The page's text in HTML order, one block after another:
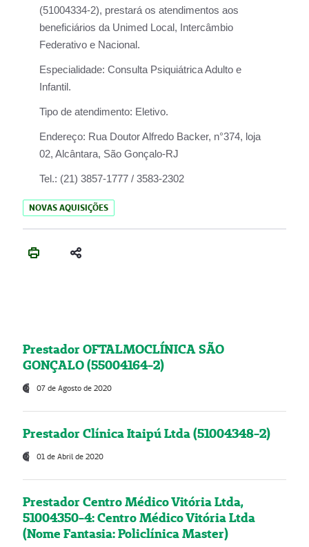
(51004334-2), prestará os atendimentos aos
beneficiários da Unimed Local, Intercâmbio
Federativo e Nacional.
Especialidade: Consulta Psiquiátrica Adulto e
Infantil.
Tipo de atendimento: Eletivo.
Endereço: Rua Doutor Alfredo Backer, n°374, loja
02, Alcântara, São Gonçalo-RJ
Tel.: (21) 3857-1777 / 3583-2302
NOVAS AQUISIÇÕES
Prestador OFTALMOCLÍNICA SÃO
GONÇALO (55004164-2)
07 de Agosto de 2020
Prestador Clínica Itaipú Ltda (51004348-2)
01 de Abril de 2020
Prestador Centro Médico Vitória Ltda,
51004350-4: Centro Médico Vitória Ltda
(Nome Fantasia: Policlínica Master)